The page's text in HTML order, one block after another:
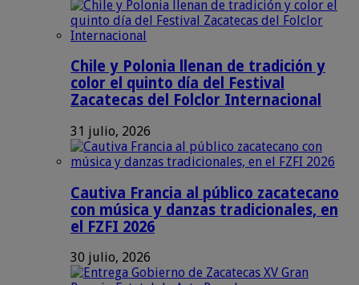
Chile y Polonia llenan de tradición y
color el quinto día del Festival
Zacatecas del Folclor Internacional
31 julio, 2026
Cautiva Francia al público zacatecano
con música y danzas tradicionales, en
el FZFI 2026
30 julio, 2026